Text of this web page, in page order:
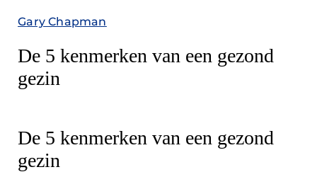
Gary Chapman
De 5 kenmerken van een gezond
gezin
De 5 kenmerken van een gezond
gezin